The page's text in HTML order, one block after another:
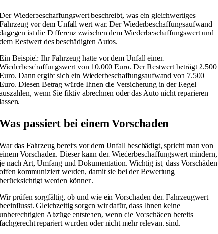
Der Wiederbeschaffungswert beschreibt, was ein gleichwertiges
Fahrzeug vor dem Unfall wert war. Der Wiederbeschaffungsaufwand
dagegen ist die Differenz zwischen dem Wiederbeschaffungswert und
dem Restwert des beschädigten Autos.
Ein Beispiel: Ihr Fahrzeug hatte vor dem Unfall einen
Wiederbeschaffungswert von 10.000 Euro. Der Restwert beträgt 2.500
Euro. Dann ergibt sich ein Wiederbeschaffungsaufwand von 7.500
Euro. Diesen Betrag würde Ihnen die Versicherung in der Regel
auszahlen, wenn Sie fiktiv abrechnen oder das Auto nicht reparieren
lassen.
Was passiert bei einem Vorschaden
War das Fahrzeug bereits vor dem Unfall beschädigt, spricht man von
einem Vorschaden. Dieser kann den Wiederbeschaffungswert mindern,
je nach Art, Umfang und Dokumentation. Wichtig ist, dass Vorschäden
offen kommuniziert werden, damit sie bei der Bewertung
berücksichtigt werden können.
Wir prüfen sorgfältig, ob und wie ein Vorschaden den Fahrzeugwert
beeinflusst. Gleichzeitig sorgen wir dafür, dass Ihnen keine
unberechtigten Abzüge entstehen, wenn die Vorschäden bereits
fachgerecht repariert wurden oder nicht mehr relevant sind.